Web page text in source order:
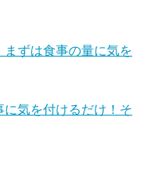
まずは食事の量に気を
気を付けるだけ！そ